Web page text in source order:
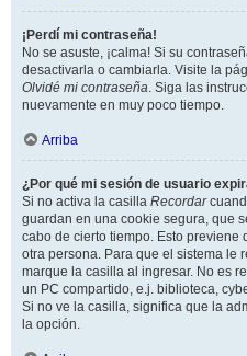
¡Perdí mi contraseña!
No se asuste, ¡calma! Si su
desactivarla o cambiarla. Visite la
Olvidé mi contraseña. Siga las
nuevamente en muy poco tiempo.
Arriba
¿Por qué mi sesión de usuario
Si no activa la casilla Recordar
guardan en una cookie segura, que
cabo de cierto tiempo. Esto
otra persona. Para que el sistema le
marque la casilla al ingresar. No es
un PC compartido, e.j. biblioteca,
Si no ve la casilla, significa que la
la opción.